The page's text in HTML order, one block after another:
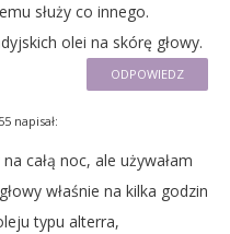
służy co innego.
olei na skórę głowy.
ODPOWIEDZ
napisał:
całą noc, ale używałam
właśnie na kilka godzin
typu alterra,